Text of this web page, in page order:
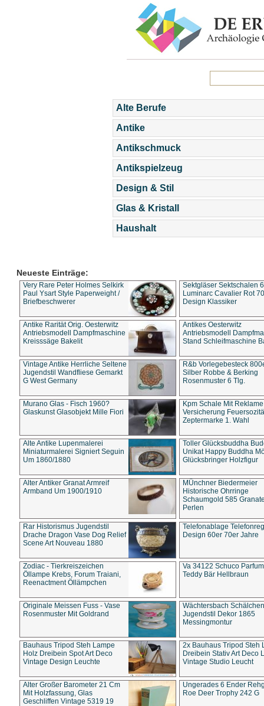
Alte Berufe
Antike
Antikschmuck
Antikspielzeug
Design & Stil
Glas & Kristall
Haushalt
Neueste Einträge:
Very Rare Peter Holmes Selkirk
Paul Ysart Style Paperweight /
Briefbeschwerer
Sektgläser Sektschalen
Luminarc Cavalier Rot
Design Klassiker
Antike Rarität Orig. Oesterwitz
Antriebsmodell Dampfmaschine
Kreisssäge Bakelit
Antikes Oesterwitz
Antriebsmodell
Stand Schleifmaschine
Vintage Antike Herrliche Seltene
Jugendstil Wandfliese Gemarkt
G West Germany
R&b Vorlegebesteck
Silber Robbe & Berking
Rosenmuster 6 Tlg.
Murano Glas - Fisch 1960?
Glaskunst Glasobjekt Mille Fiori
Kpm Schale Mit Reklame
Versicherung
Zeptermarke 1. Wahl
Alte Antike Lupenmalerei
Miniaturmalerei Signiert Seguin
Um 1860/1880
Toller Glücksbuddha
Unikat Happy Buddha
Glücksbringer Holzfigur
Alter Antiker Granat Armreif
Armband Um 1900/1910
MÜnchner Biedermeier
Historische Ohrringe
Schaumgold 585
Perlen
Rar Historismus Jugendstil
Drache Dragon Vase Dog Relief
Scene Art Nouveau 1880
Telefonablage
Design 60er 70er Jahre
Zodiac - Tierkreiszeichen
Öllampe Krebs, Forum Traiani,
Reenactment Öllämpchen
Va 34122 Schuco
Teddy Bär Hellbraun
Originale Meissen Fuss - Vase
Rosenmuster Mit Goldrand
Wächtersbach Schälchen
Jugendstil Dekor 1865
Messingmontur
Bauhaus Tripod Steh Lampe
Holz Dreibein Spot Art Deco
Vintage Design Leuchte
2x Bauhaus Tripod Steh
Dreibein Stativ Art Deco
Vintage Studio Leucht
Alter Großer Barometer 21 Cm
Mit Holzfassung, Glas
Geschliffen Vintage 5319 19
Ungerades 6 Ender
Roe Deer Trophy 242 G